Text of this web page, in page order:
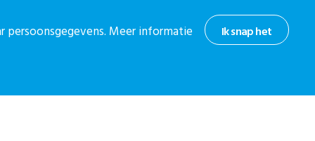
2024
met daarbij de...
Ik snap het
Meer informatie